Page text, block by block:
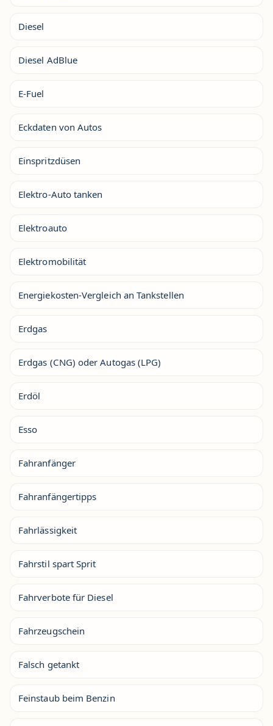
Diesel
Diesel AdBlue
E-Fuel
Eckdaten von Autos
Einspritzdüsen
Elektro-Auto tanken
Elektroauto
Elektromobilität
Energiekosten-Vergleich an Tankstellen
Erdgas
Erdgas (CNG) oder Autogas (LPG)
Erdöl
Esso
Fahranfänger
Fahranfängertipps
Fahrlässigkeit
Fahrstil spart Sprit
Fahrverbote für Diesel
Fahrzeugschein
Falsch getankt
Feinstaub beim Benzin